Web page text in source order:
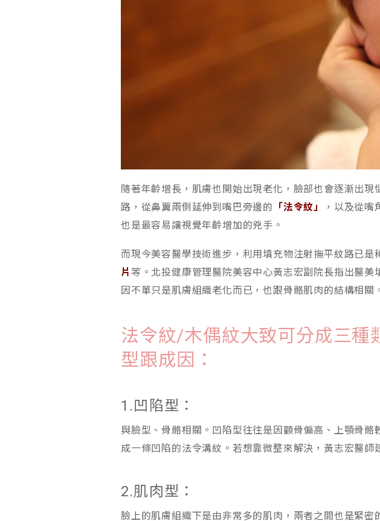
隨著年齡增長，肌膚也開始出現老化，臉部也會逐漸出
路，從鼻翼兩側延伸到嘴巴旁邊的
「法令紋」 ，以及從
也是最容易讓視覺年齡增加的兇手。
而現今美容醫學技術進步，利用填充物注射撫平紋路已是
片 等。北投健康管理醫院美容中心黃志宏副院長指出醫
因不單只是肌膚組織老化而已，也跟骨骼肌肉的結構相關
法令紋/木偶紋大致可分成三種
型跟成因：
1.凹陷型：
與臉型、骨骼相關。凹陷型往往是因顴骨偏高、上顎骨
成一條凹陷的法令溝紋。若想靠微整來解決，黃志宏醫師
2.肌肉型：
臉上的肌膚組織下是由非常多的肌肉，兩者之間也是緊